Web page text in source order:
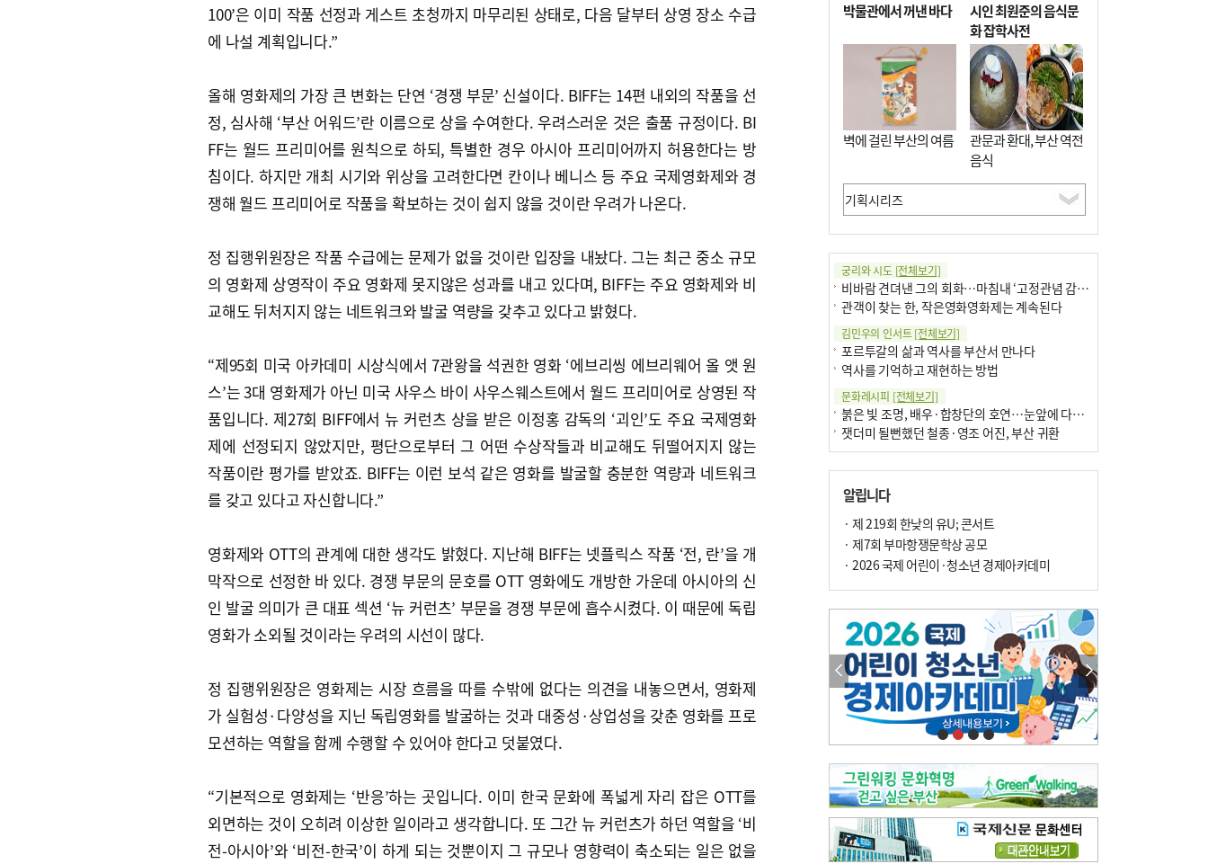
100’은 이미 작품 선정과 게스트 초청까지 마무리된 상태로, 다음 달부터 상영 장소 수급
에 나설 계획입니다.”
올해 영화제의 가장 큰 변화는 단연 ‘경쟁 부문’ 신설이다. BIFF는 14편 내외의 작품을 선
정, 심사해 ‘부산 어워드’란 이름으로 상을 수여한다. 우려스러운 것은 출품 규정이다. BI
FF는 월드 프리미어를 원칙으로 하되, 특별한 경우 아시아 프리미어까지 허용한다는 방
침이다. 하지만 개최 시기와 위상을 고려한다면 칸이나 베니스 등 주요 국제영화제와 경
쟁해 월드 프리미어로 작품을 확보하는 것이 쉽지 않을 것이란 우려가 나온다.
정 집행위원장은 작품 수급에는 문제가 없을 것이란 입장을 내놨다. 그는 최근 중소 규모
의 영화제 상영작이 주요 영화제 못지않은 성과를 내고 있다며, BIFF는 주요 영화제와 비
교해도 뒤처지지 않는 네트워크와 발굴 역량을 갖추고 있다고 밝혔다.
“제95회 미국 아카데미 시상식에서 7관왕을 석권한 영화 ‘에브리씽 에브리웨어 올 앳 원
스’는 3대 영화제가 아닌 미국 사우스 바이 사우스웨스트에서 월드 프리미어로 상영된 작
품입니다. 제27회 BIFF에서 뉴 커런츠 상을 받은 이정홍 감독의 ‘괴인’도 주요 국제영화
제에 선정되지 않았지만, 평단으로부터 그 어떤 수상작들과 비교해도 뒤떨어지지 않는
작품이란 평가를 받았죠. BIFF는 이런 보석 같은 영화를 발굴할 충분한 역량과 네트워크
를 갖고 있다고 자신합니다.”
영화제와 OTT의 관계에 대한 생각도 밝혔다. 지난해 BIFF는 넷플릭스 작품 ‘전, 란’을 개
막작으로 선정한 바 있다. 경쟁 부문의 문호를 OTT 영화에도 개방한 가운데 아시아의 신
인 발굴 의미가 큰 대표 섹션 ‘뉴 커런츠’ 부문을 경쟁 부문에 흡수시켰다. 이 때문에 독립
영화가 소외될 것이라는 우려의 시선이 많다.
정 집행위원장은 영화제는 시장 흐름을 따를 수밖에 없다는 의견을 내놓으면서, 영화제
가 실험성·다양성을 지닌 독립영화를 발굴하는 것과 대중성·상업성을 갖춘 영화를 프로
모션하는 역할을 함께 수행할 수 있어야 한다고 덧붙였다.
“기본적으로 영화제는 ‘반응’하는 곳입니다. 이미 한국 문화에 폭넓게 자리 잡은 OTT를
외면하는 것이 오히려 이상한 일이라고 생각합니다. 또 그간 뉴 커런츠가 하던 역할을 ‘비
전-아시아’와 ‘비전-한국’이 하게 되는 것뿐이지 그 규모나 영향력이 축소되는 일은 없을
박물관에서 꺼낸 바다
벽에 걸린 부산의 여름
시인 최원준의 음식문
화 잡학사전
관문과 환대, 부산 역전
음식
궁리와 시도 [전체보기]
비바람 견뎌낸 그의 회화…마침내 ‘고정관념 감옥’서 해방
관객이 찾는 한, 작은영화영화제는 계속된다
김민우의 인서트[전체보기]
포르투갈의 삶과 역사를 부산서 만나다
역사를 기억하고 재현하는 방법
문화레시피 [전체보기]
붉은 빛 조명, 배우·합창단의 호연…눈앞에 다가온 부산오페라하우스
잿더미 될뻔했던 철종·영조 어진, 부산 귀환
현실의 고통, 은유의 詩로 담다 外
달구비·여우비…다양한 비 이름 外
박현주의 책 이야기[전체보기]
세계유산 ‘한국의 갯벌’ 얼마나 알고 있나요
문재필-여름_저녁무렵의호수
이 한편의 시조[전체보기]
참선 /오기환
고향 /김진규
주말 영화 박스오피스[전체보기]
‘스파이더맨’ 개봉 5일 만에 300만 돌풍…박스오피스·예매율 동시 1위
‘호프’ 개봉 11일 만에 관객 300만…‘스파이더맨’ 예매율 68.8% 1위
오늘의 운세- [전체보기]
오늘의 운세- 2026년 8월 6일 (음 6월 24일)
오늘의 운세- 2026년 8월 5일 (음 6월 23일)
조해훈의 고전 속 이 문장 [전체보기]
입추 지났는데도 덥다며 신유안에게 보낸 박규수의 편지
알립니다
· 제 219회 한낮의 유U; 콘서트
· 제7회 부마항쟁문학상 공모
· 2026 국제 어린이·청소년 경제아카데미